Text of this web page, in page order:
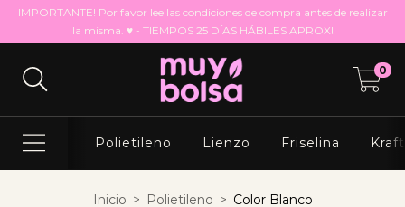
IMPORTANTE! Por favor lee las condiciones de compra antes de realizar
la misma. ♥ - TIEMPOS 25 DÍAS HÁBILES APROX!
0
Polietileno Lienzo Friselina
Inicio > Polietileno > Color Blanco